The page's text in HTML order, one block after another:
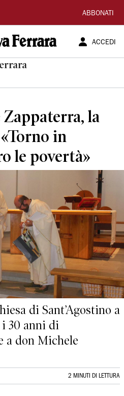
ABBONATI
ACCEDI
la
in
le povertà»
di Sant’Agostino a
i 30 anni di
a don Michele
2 MINUTI DI LETTURA